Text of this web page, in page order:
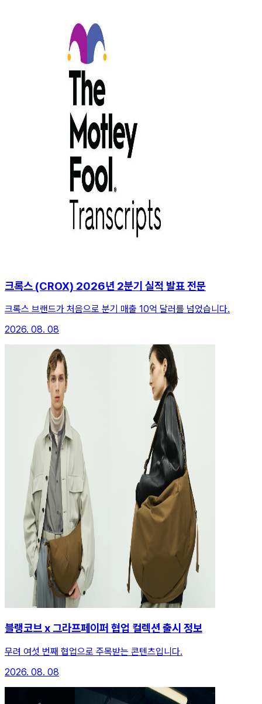
크록스 (CROX) 2026년 2분기 실적 발표 전문
크록스 브랜드가 처음으로 분기 매출 10억 달러를 넘었습니다.
2026. 08. 08
블랭코브 x 그라프페이퍼 협업 컬렉션 출시 정보
무려 여섯 번째 협업으로 주목받는 콘텐츠입니다.
2026. 08. 08